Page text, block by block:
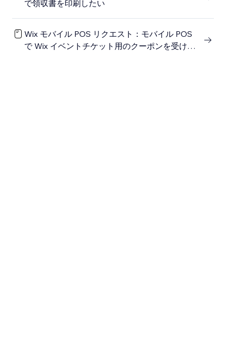
で領収書を印刷したい
Wix モバイル POS リクエスト：モバイル POS
で Wix イベントチケット用のクーポンを受け付